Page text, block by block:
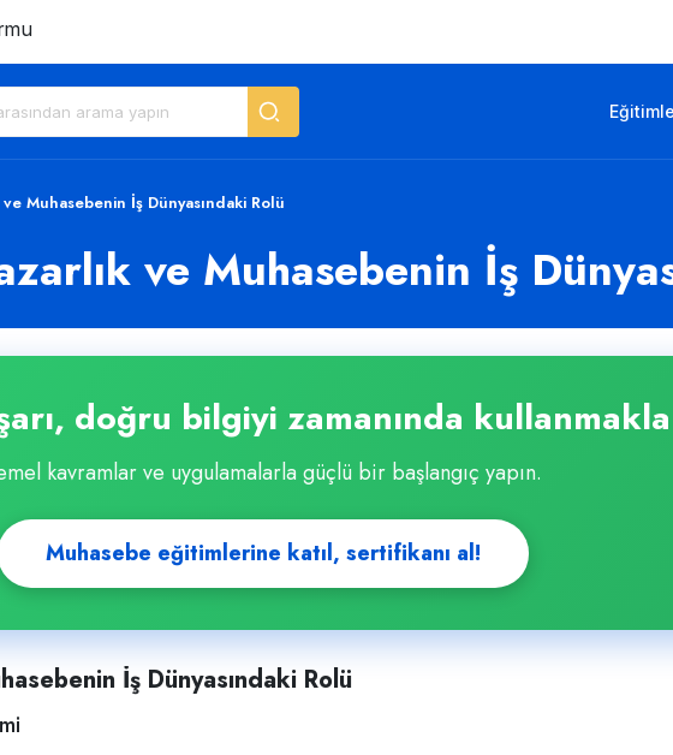
Muhasebenin İş Dünyasındaki Rolü
ve Muhasebenin İş
doğru bilgiyi zamanında
kavramlar ve uygulamalarla güçlü bir başlangıç yapın.
Muhasebe eğitimlerine katıl, sertifikanı al!
İş Dünyasındaki Rolü